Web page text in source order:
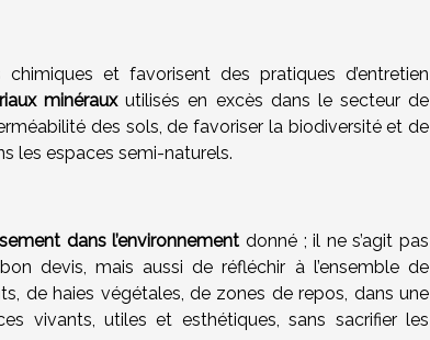
et favorisent des pratiques d’entretien
minérauxutilisés en excès dans le secteur de
des sols, de favoriser la biodiversité et de
les espaces semi-naturels.
dans l’environnement donné ; il ne s’agit pas
devis, mais aussi de réfléchir à l’ensemble de
de haies végétales, de zones de repos, dans une
vivants, utiles et esthétiques, sans sacrifier les